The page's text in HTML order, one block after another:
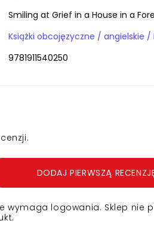
Smiling at Grief in a House in a
9781911540250
DODAJ PIERWSZĄ
wymaga logowania. Sklep nie